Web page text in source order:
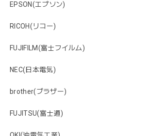
EPSON(エプソン)
RICOH(リコー)
FUJIFILM(富士フイルム)
NEC(日本電気)
brother(ブラザー)
FUJITSU(富士通)